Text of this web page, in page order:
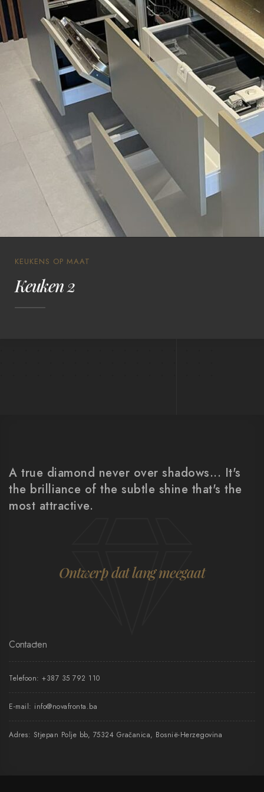
KEUKENS OP MAAT
Keuken 2
A true diamond never over shadows... It's
the brilliance of the subtle shine that's the
most attractive.
Ontwerp dat lang meegaat
Contacten
Telefoon: +387 35 792 110
E-mail: info@novafronta.ba
Adres: Stjepan Polje bb, 75324 Gračanica, Bosnië-Herzegovina